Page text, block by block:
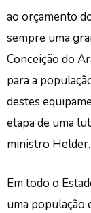
ao orçamento
sempre uma
Conceição do
para a
destes
etapa de uma
ministro Helder.
Em todo o
uma população